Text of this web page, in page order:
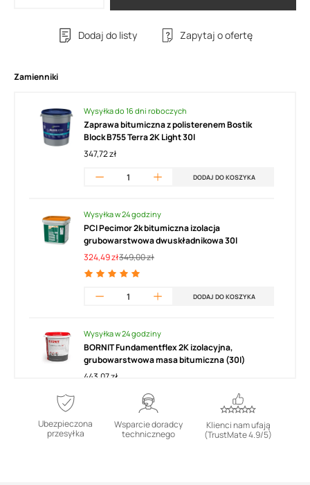
Dodaj do listy Zapytaj o ofertę
Zamienniki
Wysyłka do 16 dni roboczych
Zaprawa bitumiczna z polisterenem Bostik
Block B755 Terra 2K Light 30l
347,72 zł
DODAJ DO KOSZYKA
Wysyłka w 24 godziny
PCI Pecimor 2k bitumiczna izolacja
grubowarstwowa dwuskładnikowa 30l
324,49 zł349,00 zł
DODAJ DO KOSZYKA
Wysyłka w 24 godziny
BORNIT Fundamentflex 2K izolacyjna,
grubowarstwowa masa bitumiczna (30l)
443,07 zł
DODAJ DO KOSZYKA
Ubezpieczona
przesyłka
Wsparcie doradcy
technicznego
Klienci nam ufają
(TrustMate 4.9/5)